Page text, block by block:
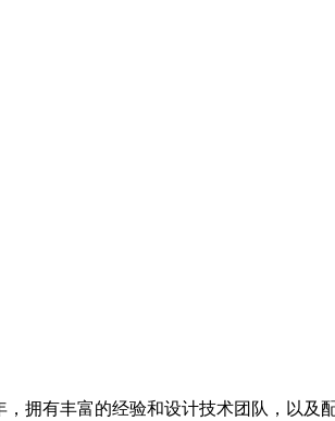
拥有丰富的经验和设计技术团队，以及